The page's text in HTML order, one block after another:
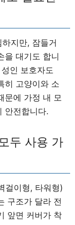
지만, 잠들거
을 대기도 합니
인 보호자도
히 고양이와 소
문에 가정 내 모
안전합니다.
두 사용 가
걸이형, 타워형)
구조가 달라 전
앞면 커버가 착